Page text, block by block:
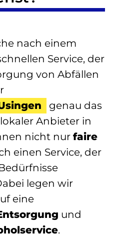
nach einem
Service, der
von Abfällen
genau das
Anbieter in
nicht nur faire
einen Service, der
legen wir
eine
und
.